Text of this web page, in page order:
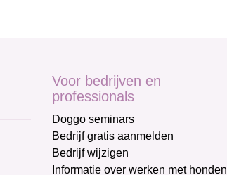
Voor bedrijven en
professionals
Doggo seminars
Bedrijf gratis aanmelden
Bedrijf wijzigen
Informatie over werken met honden